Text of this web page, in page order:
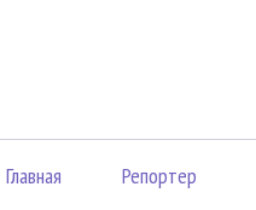
Главная Репортер